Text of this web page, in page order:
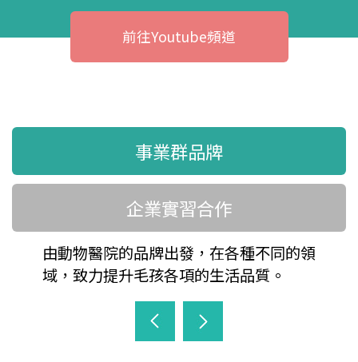
前往Youtube頻道
事業群品牌
企業實習合作
由動物醫院的品牌出發，在各種不同的領
域，致力提升毛孩各項的生活品質。